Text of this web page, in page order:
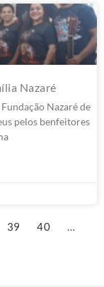
Nazaré
Nazaré de
pelos benfeitores
39 40
…